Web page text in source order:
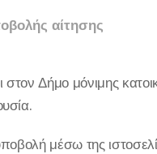
αίτησης
στον Δήμο μόνιμης
μέσω της